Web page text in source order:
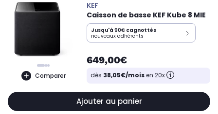
Comparer
KEF
Caisson de basse KEF Kube 8 MIE
Jusqu'à 90€ cagnottés
nouveaux adhérents
649,00€
dès 38,05€/moisen 20x
Ajouter au panier